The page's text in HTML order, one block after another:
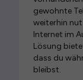
gewohnte
weiterhin
Internet im
Lösung
dass du
bleibst.